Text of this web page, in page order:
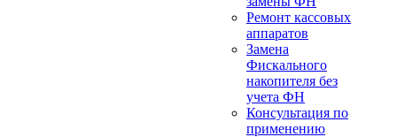
Ремонт кассовых
аппаратов
Замена
Фискального
накопителя без
учета ФН
Консультация по
применению